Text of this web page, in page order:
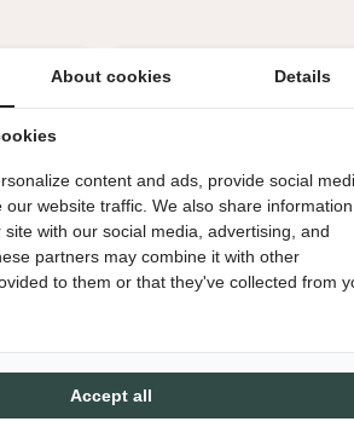
Oorringen cognac / goud
(3.5cm)
€35,50
About cookies Details
content and ads, provide social
website traffic. We also share information
with our social media, advertising, and
partners may combine it with other
to them or that they've collected from
Accept all